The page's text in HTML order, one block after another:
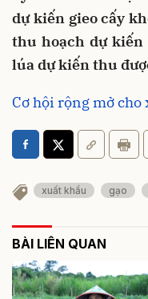
dự kiến gieo cấy
thu hoạch dự
lúa dự kiến thu
Cơ hội rộng mở cho
xuất khẩu gạo
BÀI LIÊN QUAN